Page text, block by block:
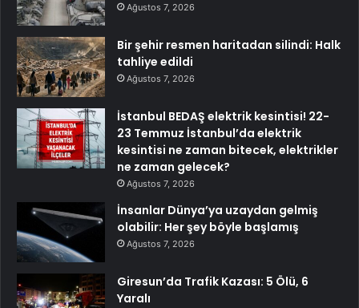
Ağustos 7, 2026
Bir şehir resmen haritadan silindi: Halk
tahliye edildi
Ağustos 7, 2026
İstanbul BEDAŞ elektrik kesintisi! 22-
23 Temmuz İstanbul’da elektrik
kesintisi ne zaman bitecek, elektrikler
ne zaman gelecek?
Ağustos 7, 2026
İnsanlar Dünya’ya uzaydan gelmiş
olabilir: Her şey böyle başlamış
Ağustos 7, 2026
Giresun’da Trafik Kazası: 5 Ölü, 6
Yaralı